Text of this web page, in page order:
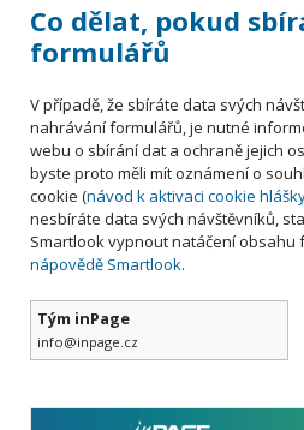
Co dělat, pokud
formulářů
V případě, že sbíráte data svých
nahrávání formulářů, je nutné
webu o sbírání dat a ochraně jejich
byste proto měli mít oznámení o
cookie (návod k aktivaci cookie
nesbíráte data svých návštěvníků,
Smartlook vypnout natáčení obsahu
nápovědě Smartlook.
Tým inPage
info@inpage.cz